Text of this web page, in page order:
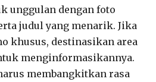
unggulan dengan foto
judul yang menarik. Jika
khusus, destinasikan area
menginformasikannya.
membangkitkan rasa